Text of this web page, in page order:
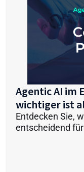
Agentic AI im
wichtiger ist
Entdecken Sie,
entscheidend